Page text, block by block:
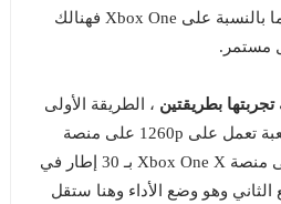
أو قريبة معظم الوقت من 30 أما بالنسبة على Xbox One فهنالك
مستمر.
بطريقتين ، الطريقة الأولى
وهي وضع الدقة وهنا ستجد اللعبة تعمل على 1260p على منصة
PlayStation 4 Pro و 1440p على منصة Xbox One X بـ 30 إطار في
الثاني وهو وضع الأداء وهنا ستقل